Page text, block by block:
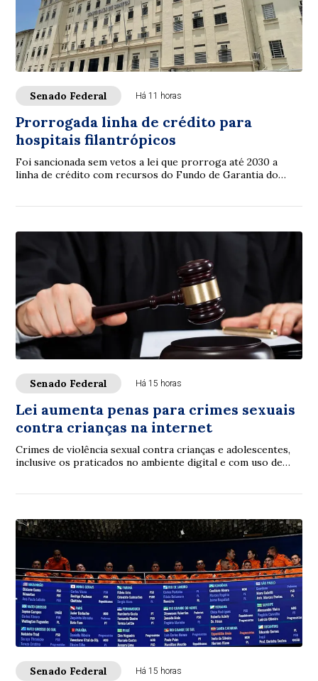
Senado Federal Há 11 horas
Prorrogada linha de crédito para
hospitais filantrópicos
Foi sancionada sem vetos a lei que prorroga até 2030 a
linha de crédito com recursos do Fundo de Garantia do
Senado Federal Há 15 horas
Lei aumenta penas para crimes sexuais
contra crianças na internet
Crimes de violência sexual contra crianças e adolescentes,
inclusive os praticados no ambiente digital e com uso de
Senado Federal Há 15 horas